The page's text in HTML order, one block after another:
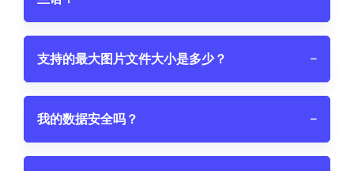
支持的最大图片文件大小是多少？ −
我的数据安全吗？ −